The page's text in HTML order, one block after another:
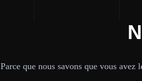
Parce que nous savons que vous